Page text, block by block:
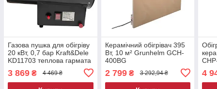
Газова пушка для обігріву
20 кВт, 0,7 бар Kraft&Dele
KD11703 теплова гармата
3 869 ₴ 4 469 ₴
Керамічний обігрівач 395
Вт, 10 м² Grunhelm GCH-
400BG
2 799₴ 3 292,94 ₴ 4